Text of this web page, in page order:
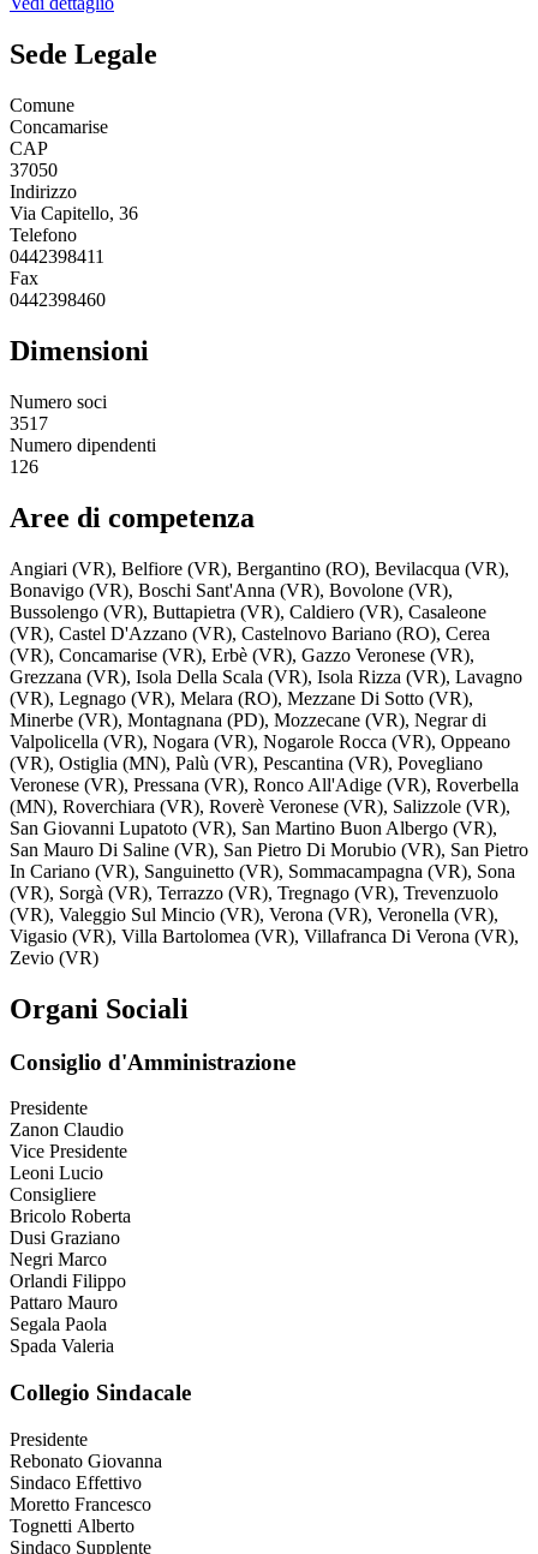
Sede Legale
Comune
Concamarise
CAP
37050
Indirizzo
Via Capitello, 36
Telefono
0442398411
Fax
0442398460
Dimensioni
Numero soci
3517
Numero dipendenti
126
Aree di competenza
Angiari (VR), Belfiore (VR), Bergantino (RO), Bevilacqua (VR),
Bonavigo (VR), Boschi Sant'Anna (VR), Bovolone (VR),
Bussolengo (VR), Buttapietra (VR), Caldiero (VR), Casaleone
(VR), Castel D'Azzano (VR), Castelnovo Bariano (RO), Cerea
(VR), Concamarise (VR), Erbè (VR), Gazzo Veronese (VR),
Grezzana (VR), Isola Della Scala (VR), Isola Rizza (VR), Lavagno
(VR), Legnago (VR), Melara (RO), Mezzane Di Sotto (VR),
Minerbe (VR), Montagnana (PD), Mozzecane (VR), Negrar di
Valpolicella (VR), Nogara (VR), Nogarole Rocca (VR), Oppeano
(VR), Ostiglia (MN), Palù (VR), Pescantina (VR), Povegliano
Veronese (VR), Pressana (VR), Ronco All'Adige (VR), Roverbella
(MN), Roverchiara (VR), Roverè Veronese (VR), Salizzole (VR),
San Giovanni Lupatoto (VR), San Martino Buon Albergo (VR),
San Mauro Di Saline (VR), San Pietro Di Morubio (VR), San Pietro
In Cariano (VR), Sanguinetto (VR), Sommacampagna (VR), Sona
(VR), Sorgà (VR), Terrazzo (VR), Tregnago (VR), Trevenzuolo
(VR), Valeggio Sul Mincio (VR), Verona (VR), Veronella (VR),
Vigasio (VR), Villa Bartolomea (VR), Villafranca Di Verona (VR),
Zevio (VR)
Organi Sociali
Consiglio d'Amministrazione
Presidente
Zanon Claudio
Vice Presidente
Leoni Lucio
Consigliere
Bricolo Roberta
Dusi Graziano
Negri Marco
Orlandi Filippo
Pattaro Mauro
Segala Paola
Spada Valeria
Collegio Sindacale
Presidente
Rebonato Giovanna
Sindaco Effettivo
Moretto Francesco
Tognetti Alberto
Sindaco Supplente